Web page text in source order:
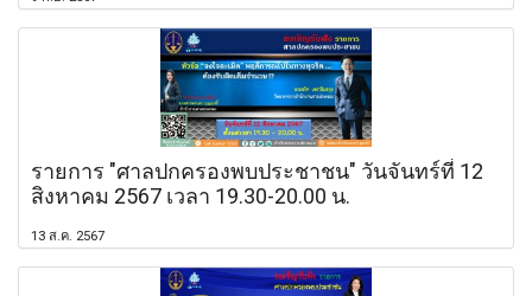
รายการ "ศาลปกครองพบประชาชน" วันจันทร์ที่ 12
สิงหาคม 2567 เวลา 19.30-20.00 น.
13 ส.ค. 2567